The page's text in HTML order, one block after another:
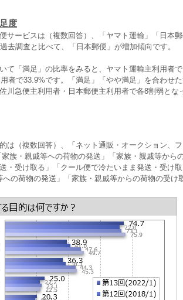
度
ービスは（複数回答）、「ヤマト運輸」「日本郵
去調査と比べて、「日本郵便」が増加傾向です。
て「満足」の比率をみると、ヤマト運輸主利用者で
者で33.9%です。「満足」「やや満足」を合わせ
川急便主利用者・日本郵便主利用者で各8割弱とな
は（複数回答）、「ネット通販・オークション、
族・親戚等への荷物の発送」「家族・親戚等から
・受け取る」「クール便で冷たいまま発送・受け
の荷物の発送」「家族・親戚等からの荷物の受け